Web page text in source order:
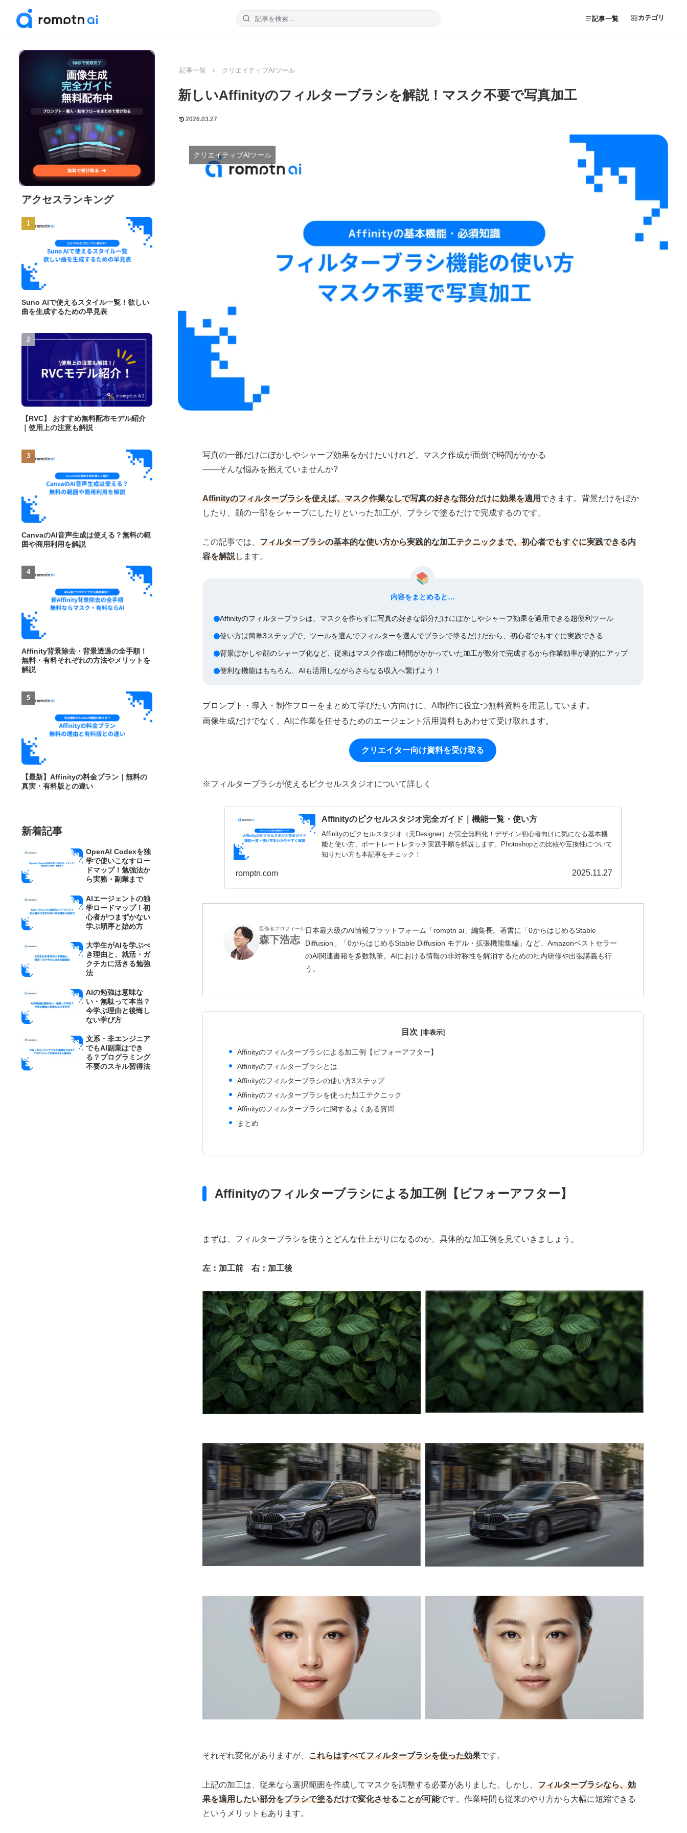
記事一覧 カテゴリ
記事一覧 クリエイティブAIツール
新しいAffinityのフィルターブラシを解説！マスク不要で写真加工
2026.03.27
クリエイティブAIツール
写真の一部だけにぼかしやシャープ効果をかけたいけれど、マスク作成が面倒で時間がかかる
——そんな悩みを抱えていませんか?
Affinityのフィルターブラシを使えば、マスク作業なしで写真の好きな部分だけに効果を適用できます。背景だけをぼか
したり、顔の一部をシャープにしたりといった加工が、ブラシで塗るだけで完成するのです。
この記事では、 フィルターブラシの基本的な使い方から実践的な加工テクニックまで、初心者でもすぐに実践できる内
容を解説します。
内容をまとめると…
Affinityのフィルターブラシは、マスクを作らずに写真の好きな部分だけにぼかしやシャープ効果を適用できる超便利ツール
使い方は簡単3ステップで、ツールを選んでフィルターを選んでブラシで塗るだけだから、初心者でもすぐに実践できる
背景ぼかしや顔のシャープ化など、従来はマスク作成に時間がかかっていた加工が数分で完成するから作業効率が劇的にアップ
便利な機能はもちろん、AIも活用しながらさらなる収入へ繋げよう！
プロンプト・導入・制作フローをまとめて学びたい方向けに、AI制作に役立つ無料資料を用意しています。
画像生成だけでなく、AIに作業を任せるためのエージェント活用資料もあわせて受け取れます。
クリエイター向け資料を受け取る
※フィルターブラシが使えるピクセルスタジオについて詳しく
Affinityのピクセルスタジオ完全ガイド｜機能一覧・使い方
Affinityのピクセルスタジオ（元Designer）が完全無料化！デザイン初心者向けに気になる基本機
能と使い方、ポートレートレタッチ実践手順を解説します。Photoshopとの比較や互換性について
知りたい方も本記事をチェック！
romptn.com 2025.11.27
監修者プロフィール
森下浩志
日本最大級のAI情報プラットフォーム「romptn ai」編集長。著書に「0からはじめるStable
Diffusion」「0からはじめるStable Diffusion モデル・拡張機能集編」など、Amazonベストセラー
のAI関連書籍を多数執筆。AIにおける情報の非対称性を解消するための社内研修や出張講義も行
う。
目次
Affinityのフィルターブラシによる加工例【ビフォーアフター】
Affinityのフィルターブラシとは
Affinityのフィルターブラシの使い方3ステップ
Affinityのフィルターブラシを使った加工テクニック
Affinityのフィルターブラシに関するよくある質問
まとめ
Affinityのフィルターブラシによる加工例【ビフォーアフター】
まずは、フィルターブラシを使うとどんな仕上がりになるのか、具体的な加工例を見ていきましょう。
左：加工前 右：加工後
それぞれ変化がありますが、 これらはすべてフィルターブラシを使った効果です。
上記の加工は、従来なら選択範囲を作成してマスクを調整する必要がありました。しかし、 フィルターブラシなら、効
果を適用したい部分をブラシで塗るだけで変化させることが可能です。作業時間も従来のやり方から大幅に短縮できる
というメリットもあります。
アクセスランキング
Suno AIで使えるスタイル一覧！欲しい
曲を生成するための早見表
【RVC】 おすすめ無料配布モデル紹介
｜使用上の注意も解説
CanvaのAI音声生成は使える？無料の範
囲や商用利用を解説
Affinity背景除去・背景透過の全手順！
無料・有料それぞれの方法やメリットを
解説
【最新】Affinityの料金プラン｜無料の
真実・有料版との違い
新着記事
OpenAI Codexを独
学で使いこなすロー
ドマップ！勉強法か
ら実務・副業まで
AIエージェントの独
学ロードマップ！初
心者がつまずかない
学ぶ順序と始め方
大学生がAIを学ぶべ
き理由と、就活・ガ
クチカに活きる勉強
法
AIの勉強は意味な
い・無駄って本当？
今学ぶ理由と後悔し
ない学び方
文系・非エンジニア
でもAI副業はでき
る？プログラミング
不要のスキル習得法